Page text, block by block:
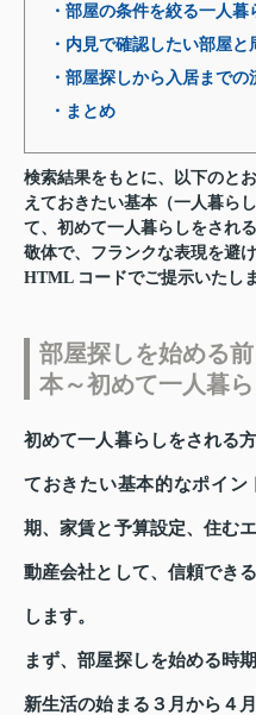
・部屋の条件を絞る一人
・内見で確認したい部屋と
・部屋探しから入居まで
・まとめ
検索結果をもとに、以下のと
えておきたい基本（一人暮ら
て、初めて一人暮らしをされ
敬体で、フランクな表現を避
HTML コードでご提示いたしま
部屋探しを始める
本～初めて一人暮
初めて一人暮らしをされる
ておきたい基本的なポイ
期、家賃と予算設定、住む
動産会社として、信頼でき
します。
まず、部屋探しを始める時
新生活の始まる３月から４